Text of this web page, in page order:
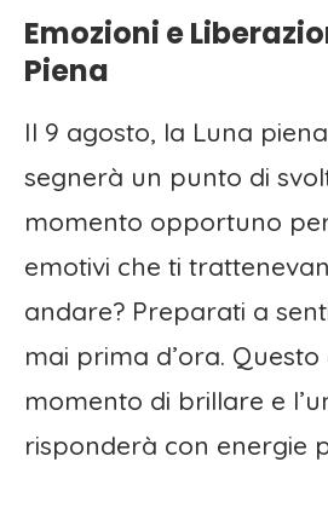
Emozioni e
Piena
Il 9 agosto, la Luna
segnerà un punto di
momento opportuno
emotivi che ti
andare? Preparati a
mai prima d’ora. Questo
momento di brillare e
risponderà con energie